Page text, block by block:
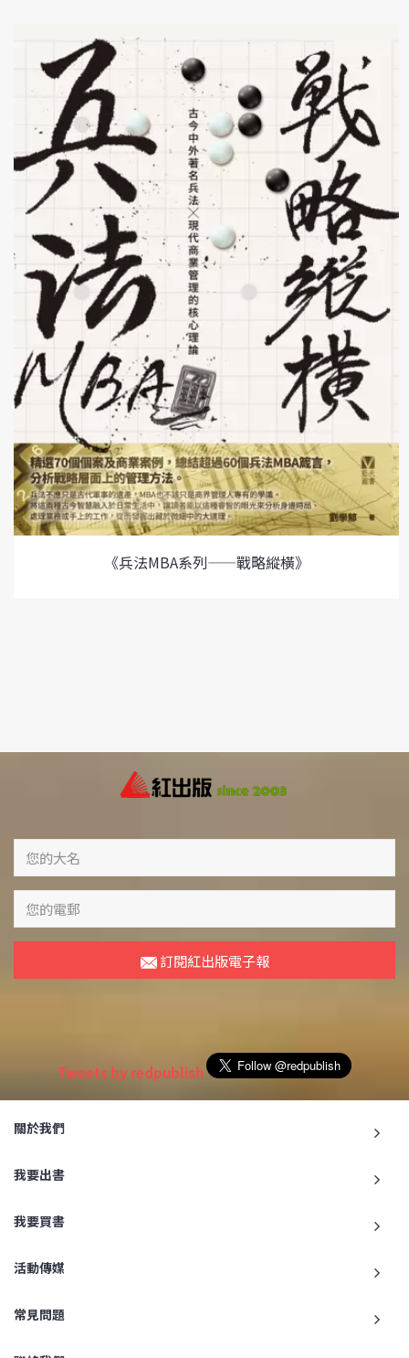
《兵法MBA系列——戰略縱橫》
訂閱紅出版電子報
Tweets by redpublish
關於我們
我要出書
我要買書
活動傳媒
常見問題